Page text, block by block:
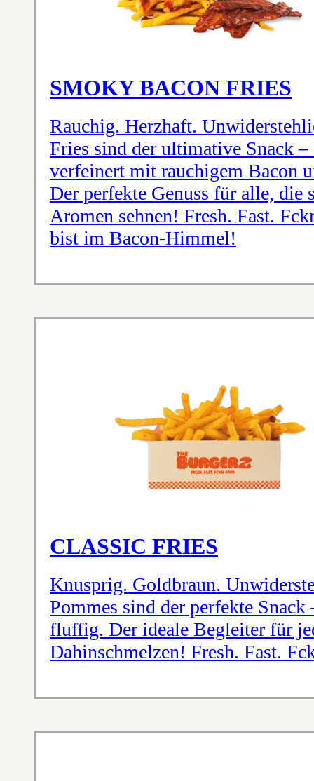
SMOKY BACON FRIES
Rauchig. Herzhaft.
Fries sind der ultimative Snack
verfeinert mit rauchigem Bacon
Der perfekte Genuss für alle, die
Aromen sehnen! Fresh. Fast.
bist im Bacon-Himmel!
CLASSIC FRIES
Knusprig. Goldbraun.
Pommes sind der perfekte
fluffig. Der ideale Begleiter für
Dahinschmelzen! Fresh. Fast.